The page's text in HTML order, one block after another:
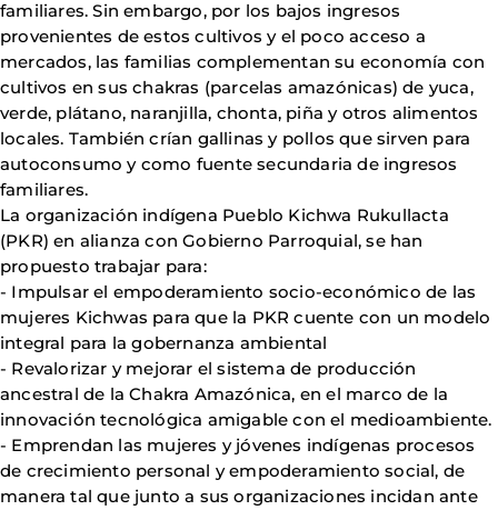
familiares. Sin embargo, por los bajos ingresos
provenientes de estos cultivos y el poco acceso a
mercados, las familias complementan su economía con
cultivos en sus chakras (parcelas amazónicas) de yuca,
verde, plátano, naranjilla, chonta, piña y otros alimentos
locales. También crían gallinas y pollos que sirven para
autoconsumo y como fuente secundaria de ingresos
familiares.
La organización indígena Pueblo Kichwa Rukullacta
(PKR) en alianza con Gobierno Parroquial, se han
propuesto trabajar para:
- Impulsar el empoderamiento socio-económico de las
mujeres Kichwas para que la PKR cuente con un modelo
integral para la gobernanza ambiental
- Revalorizar y mejorar el sistema de producción
ancestral de la Chakra Amazónica, en el marco de la
innovación tecnológica amigable con el medioambiente.
- Emprendan las mujeres y jóvenes indígenas procesos
de crecimiento personal y empoderamiento social, de
manera tal que junto a sus organizaciones incidan ante